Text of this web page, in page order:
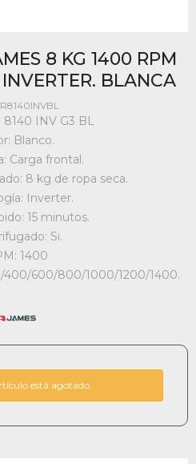
8 KG 1400 RPM
BLANCA
8140 INV G3 BL
Blanco.
Carga frontal.
8 kg de ropa seca.
Inverter.
15 minutos.
Si.
1400
400/600/800/1000/1200/1400.
está agotado.